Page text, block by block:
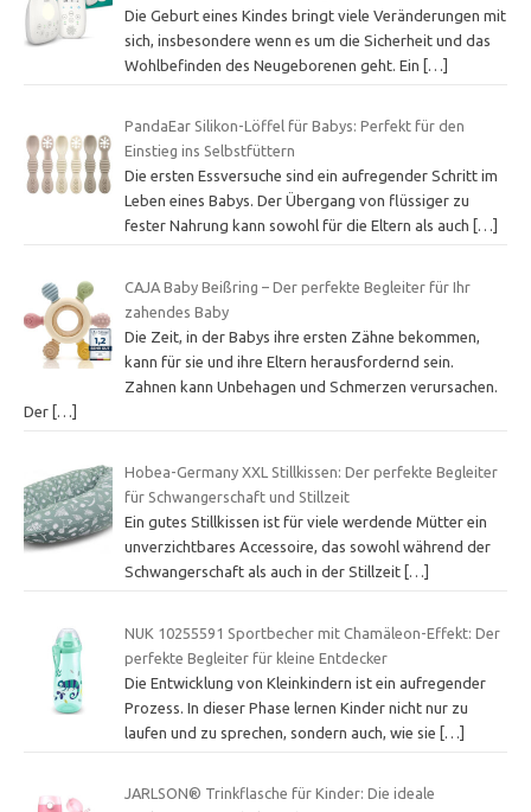
Die Geburt eines Kindes bringt viele Veränderungen mit
sich, insbesondere wenn es um die Sicherheit und das
Wohlbefinden des Neugeborenen geht. Ein
[…]
PandaEar Silikon-Löffel für Babys: Perfekt für den
Einstieg ins Selbstfüttern
Die ersten Essversuche sind ein aufregender Schritt im
Leben eines Babys. Der Übergang von flüssiger zu
fester Nahrung kann sowohl für die Eltern als auch
[…]
CAJA Baby Beißring – Der perfekte Begleiter für Ihr
zahendes Baby
Die Zeit, in der Babys ihre ersten Zähne bekommen,
kann für sie und ihre Eltern herausfordernd sein.
Zahnen kann Unbehagen und Schmerzen verursachen.
Der […]
Hobea-Germany XXL Stillkissen: Der perfekte Begleiter
für Schwangerschaft und Stillzeit
Ein gutes Stillkissen ist für viele werdende Mütter ein
unverzichtbares Accessoire, das sowohl während der
Schwangerschaft als auch in der Stillzeit […]
NUK 10255591 Sportbecher mit Chamäleon-Effekt: Der
perfekte Begleiter für kleine Entdecker
Die Entwicklung von Kleinkindern ist ein aufregender
Prozess. In dieser Phase lernen Kinder nicht nur zu
laufen und zu sprechen, sondern auch, wie sie
[…]
JARLSON® Trinkflasche für Kinder: Die ideale